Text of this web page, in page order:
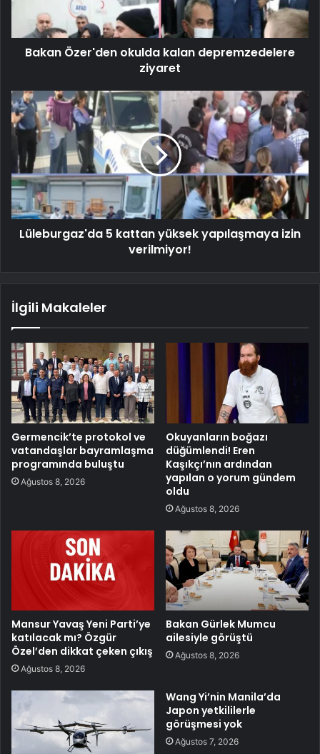
Bakan Özer'den okulda kalan depremzedelere
ziyaret
Lüleburgaz'da 5 kattan yüksek yapılaşmaya izin
verilmiyor!
İlgili Makaleler
Germencik’te protokol ve
vatandaşlar bayramlaşma
programında buluştu
Ağustos 8, 2026
Okuyanların boğazı
düğümlendi! Eren
Kaşıkçı’nın ardından
yapılan o yorum gündem
oldu
Ağustos 8, 2026
Mansur Yavaş Yeni Parti’ye
katılacak mı? Özgür
Özel’den dikkat çeken çıkış
Ağustos 8, 2026
Bakan Gürlek Mumcu
ailesiyle görüştü
Ağustos 8, 2026
Wang Yi’nin Manila’da
Japon yetkililerle
görüşmesi yok
Ağustos 7, 2026